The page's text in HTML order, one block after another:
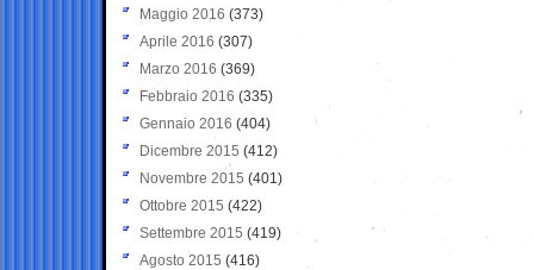
Maggio 2016 (373)
Aprile 2016 (307)
Marzo 2016 (369)
Febbraio 2016 (335)
Gennaio 2016 (404)
Dicembre 2015 (412)
Novembre 2015 (401)
Ottobre 2015 (422)
Settembre 2015 (419)
Agosto 2015 (416)